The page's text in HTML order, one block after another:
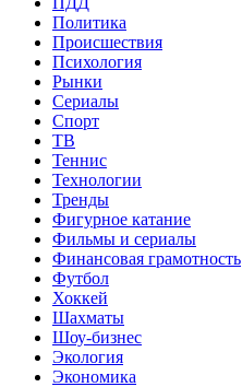
Политика
Происшествия
Психология
Рынки
Сериалы
Спорт
ТВ
Теннис
Технологии
Тренды
Фигурное катание
Фильмы и сериалы
Финансовая грамотность
Футбол
Хоккей
Шахматы
Шоу-бизнес
Экология
Экономика